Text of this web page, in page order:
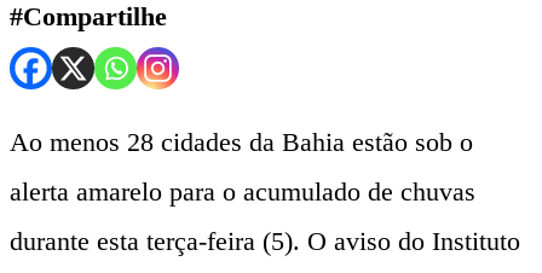
#Compartilhe
Ao menos 28 cidades da Bahia estão sob o
alerta amarelo para o acumulado de chuvas
durante esta terça-feira (5). O aviso do Instituto